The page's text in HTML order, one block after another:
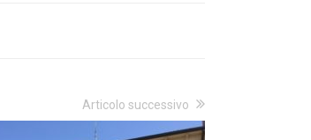
Articolo successivo